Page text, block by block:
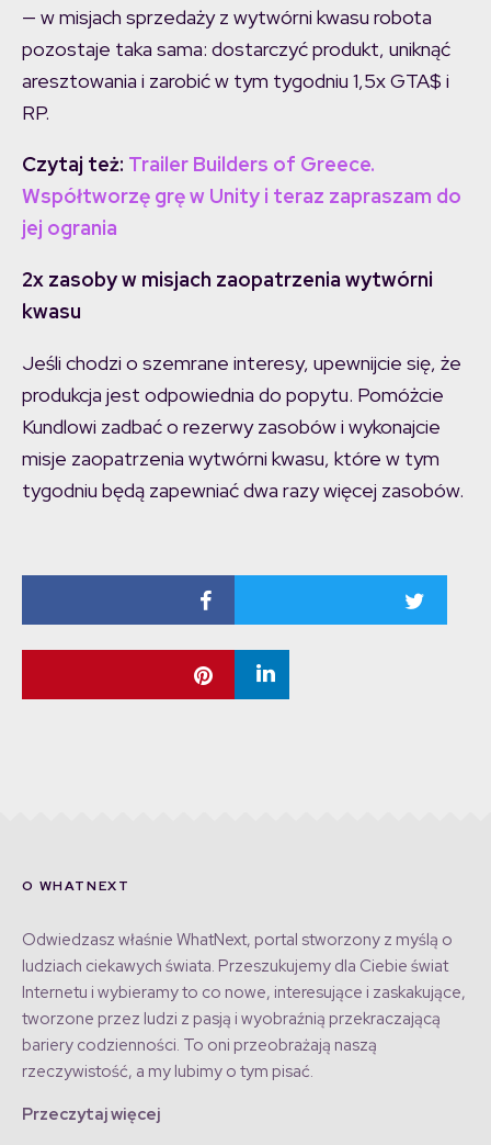
— w misjach sprzedaży z wytwórni kwasu robota
pozostaje taka sama: dostarczyć produkt, uniknąć
aresztowania i zarobić w tym tygodniu 1,5x GTA$ i
RP.
Czytaj też: Trailer Builders of Greece.
Współtworzę grę w Unity i teraz zapraszam do
jej ogrania
2x zasoby w misjach zaopatrzenia wytwórni
kwasu
Jeśli chodzi o szemrane interesy, upewnijcie się, że
produkcja jest odpowiednia do popytu. Pomóżcie
Kundlowi zadbać o rezerwy zasobów i wykonajcie
misje zaopatrzenia wytwórni kwasu, które w tym
tygodniu będą zapewniać dwa razy więcej zasobów.
O WHATNEXT
Odwiedzasz właśnie WhatNext, portal stworzony z myślą o
ludziach ciekawych świata. Przeszukujemy dla Ciebie świat
Internetu i wybieramy to co nowe, interesujące i zaskakujące,
tworzone przez ludzi z pasją i wyobraźnią przekraczającą
bariery codzienności. To oni przeobrażają naszą
rzeczywistość, a my lubimy o tym pisać.
Przeczytaj więcej